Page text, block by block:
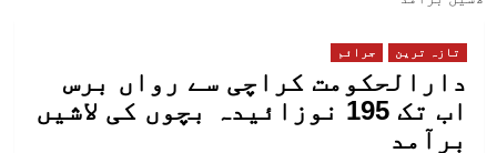
تازہ ترین جرائم
دارالحکومت کراچی سے رواں برس
اب تک 195 نوزائیدہ بچوں کی لاشیں
برآمد